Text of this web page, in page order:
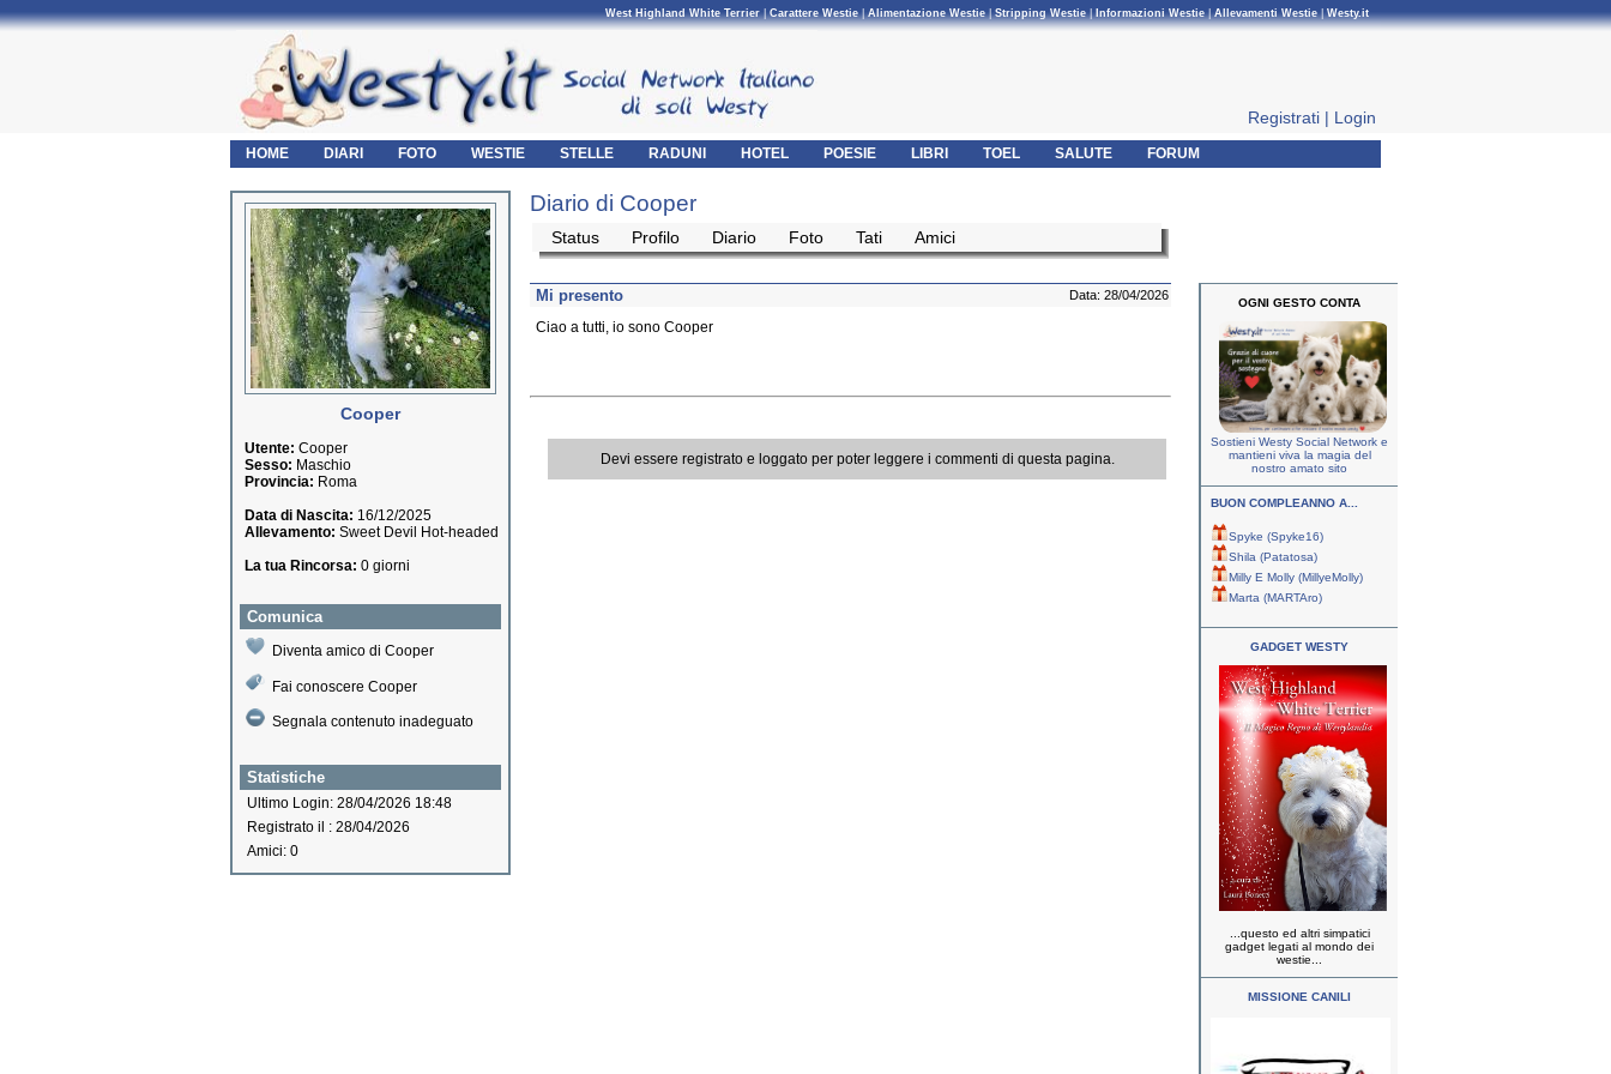
West Highland White Terrier|Carattere Westie|Alimentazione Westie|Stripping Westie| Informazioni Westie|Allevamenti Westie|Westy.it
Registrati | Login
HOME DIARI FOTO WESTIE STELLE RADUNI HOTEL POESIE LIBRI TOEL SALUTE FORUM
Cooper
Utente: Cooper
Sesso: Maschio
Provincia: Roma
Data di Nascita: 16/12/2025
Allevamento: Sweet Devil Hot-headed
La tua Rincorsa: 0 giorni
Comunica
Diventa amico di Cooper
Fai conoscere Cooper
Segnala contenuto inadeguato
Statistiche
Ultimo Login: 28/04/2026 18:48
Registrato il : 28/04/2026
Amici: 0
Diario di Cooper
Status Profilo Diario Foto Tati Amici
Mi presento Data: 28/04/2026
Ciao a tutti, io sono Cooper
Devi essere registrato e loggato per poter leggere i commenti di questa pagina.
OGNI GESTO CONTA
Sostieni Westy Social Network e
mantieni viva la magia del
nostro amato sito
BUON COMPLEANNO A...
Spyke (Spyke16)
Shila (Patatosa)
Milly E Molly (MillyeMolly)
Marta (MARTAro)
GADGET WESTY
...questo ed altri simpatici
gadget legati al mondo dei
westie...
MISSIONE CANILI